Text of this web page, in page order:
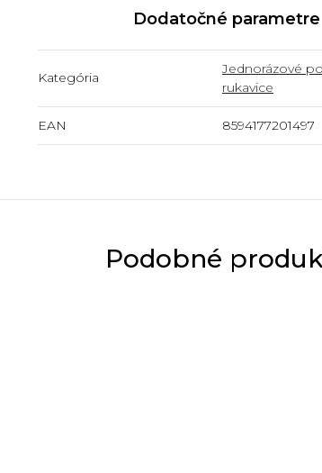
Dodatočné parametre
Kategória
Jednorázové
rukavice
EAN 8594177201497
Podobné